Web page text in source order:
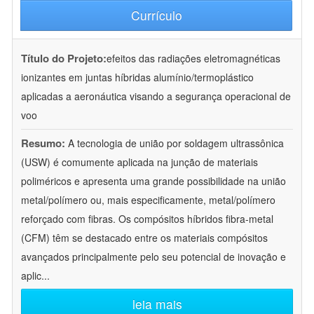
Currículo
Título do Projeto:efeitos das radiações eletromagnéticas
ionizantes em juntas híbridas alumínio/termoplástico
aplicadas a aeronáutica visando a segurança operacional de
voo
Resumo: A tecnologia de união por soldagem ultrassônica
(USW) é comumente aplicada na junção de materiais
poliméricos e apresenta uma grande possibilidade na união
metal/polímero ou, mais especificamente, metal/polímero
reforçado com fibras. Os compósitos híbridos fibra-metal
(CFM) têm se destacado entre os materiais compósitos
avançados principalmente pelo seu potencial de inovação e
aplic...
leia mais